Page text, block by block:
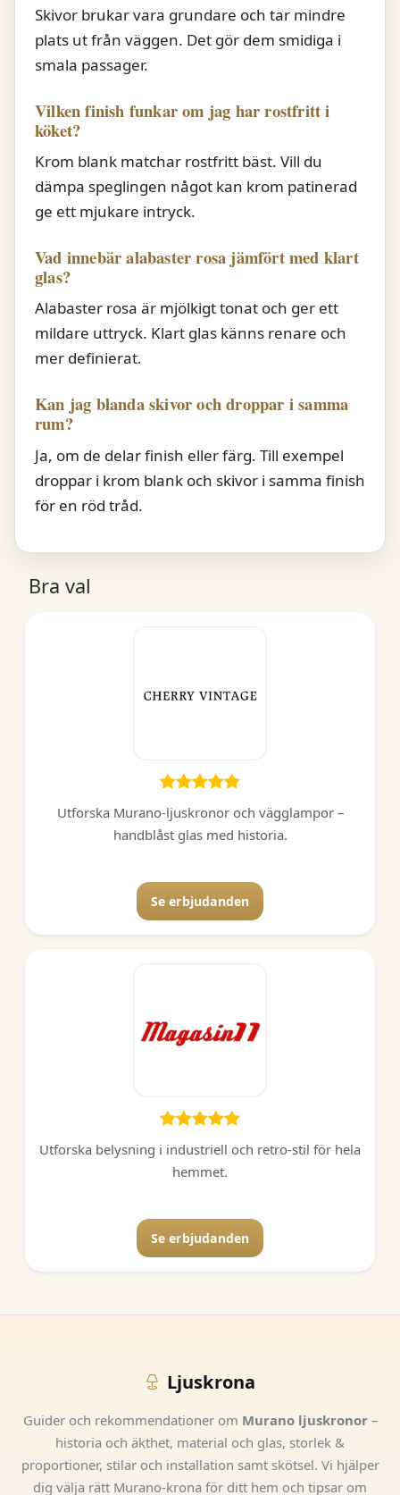
Skivor brukar vara grundare och tar mindre
plats ut från väggen. Det gör dem smidiga i
smala passager.
Vilken finish funkar om jag har rostfritt i
köket?
Krom blank matchar rostfritt bäst. Vill du
dämpa speglingen något kan krom patinerad
ge ett mjukare intryck.
Vad innebär alabaster rosa jämfört med klart
glas?
Alabaster rosa är mjölkigt tonat och ger ett
mildare uttryck. Klart glas känns renare och
mer definierat.
Kan jag blanda skivor och droppar i samma
rum?
Ja, om de delar finish eller färg. Till exempel
droppar i krom blank och skivor i samma finish
för en röd tråd.
Bra val
Utforska Murano-ljuskronor och vägglampor –
handblåst glas med historia.
Se erbjudanden
Utforska belysning i industriell och retro-stil för hela
hemmet.
Se erbjudanden
Ljuskrona
Guider och rekommendationer om Murano ljuskronor–
historia och äkthet, material och glas, storlek &
proportioner, stilar och installation samt skötsel. Vi hjälper
dig välja rätt Murano-krona för ditt hem och tipsar om